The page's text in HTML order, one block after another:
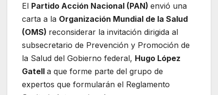
El Partido Acción Nacional (PAN) envió una
carta a la Organización Mundial de la Salud
(OMS) reconsiderar la invitación dirigida al
subsecretario de Prevención y Promoción de
la Salud del Gobierno federal, Hugo López
Gatell a que forme parte del grupo de
expertos que formularán el Reglamento